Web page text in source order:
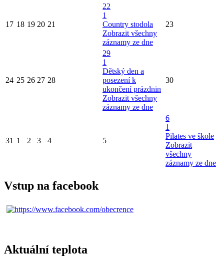
17 18 19 20 21
22
1
Country stodola
Zobrazit všechny
záznamy ze dne
23
24 25 26 27 28
29
1
Dětský den a
posezení k
ukončení prázdnin
Zobrazit všechny
záznamy ze dne
30
31 1 2 3 4 5
6
1
Pilates ve škole
Zobrazit
všechny
záznamy ze dne
Vstup na facebook
Aktuální teplota